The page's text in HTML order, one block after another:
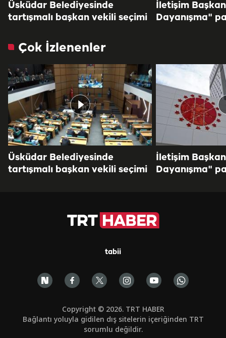
Üsküdar Belediyesinde
tartışmalı başkan vekili seçimi
İletişim
Dayanışma"
Çok İzlenenler
Üsküdar Belediyesinde
tartışmalı başkan vekili seçimi
İletişim
Dayanışma"
tabii
Copyright © 2026. TRT HABER
Bağlantı yoluyla gidilen dış sitelerin içeriğinden TRT
sorumlu değildir.